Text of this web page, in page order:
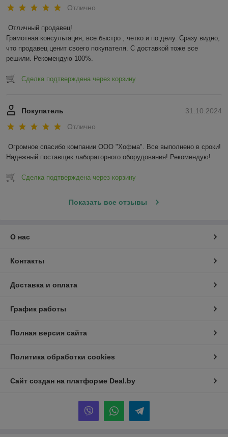
Отлично
Отличный продавец!
Грамотная консультация, все быстро , четко и по делу. Сразу видно,
что продавец ценит своего покупателя. С доставкой тоже все
решили. Рекомендую 100%.
Сделка подтверждена через корзину
31.10.2024
Покупатель
Отлично
Огромное спасибо компании ООО "Хофма". Все выполнено в сроки!
Надежный поставщик лабораторного оборудования! Рекомендую!
Сделка подтверждена через корзину
Показать все отзывы
О нас
Контакты
Доставка и оплата
График работы
Полная версия сайта
Политика обработки cookies
Сайт создан на платформе Deal.by